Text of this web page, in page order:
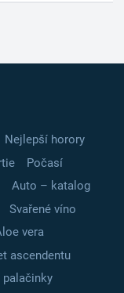
Nejlepší horory
Počasí
Auto – katalog
Svařené víno
vera
ascendentu